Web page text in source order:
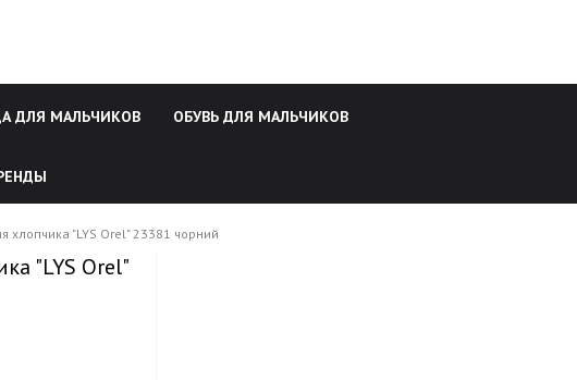
ДЛЯ МАЛЬЧИКОВ ОБУВЬ ДЛЯ МАЛЬЧИКОВ
хлопчика "LYS Orel" 23381 чорний
"LYS Orel"